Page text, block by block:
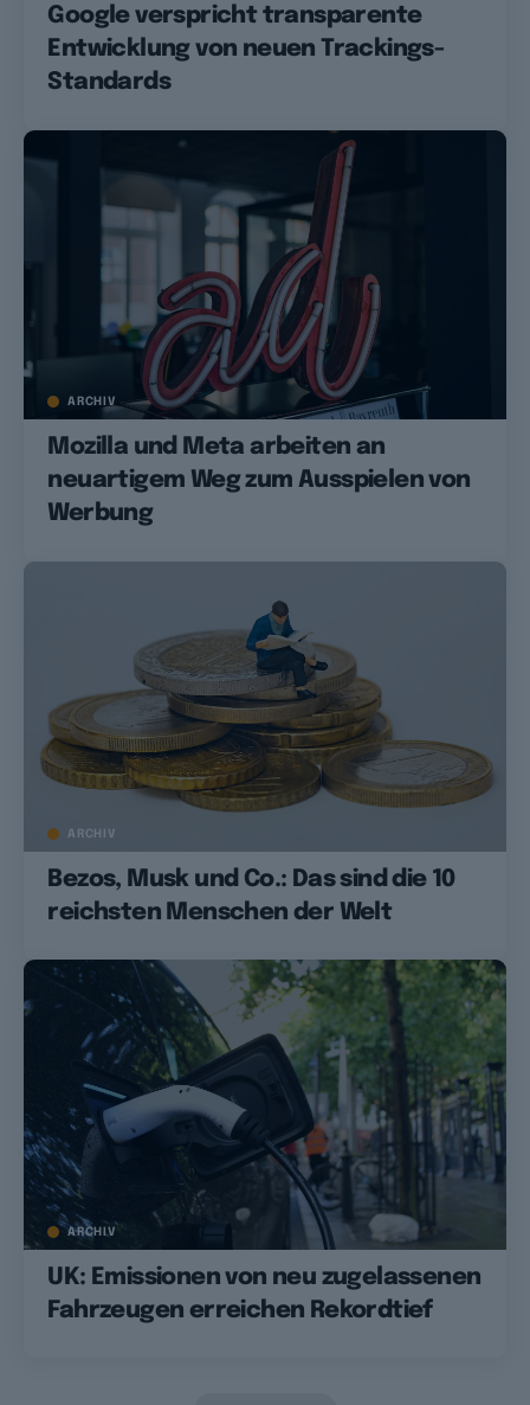
Google verspricht transparente
Entwicklung von neuen Trackings-
Standards
ARCHIV
Mozilla und Meta arbeiten an
neuartigem Weg zum Ausspielen von
Werbung
ARCHIV
Bezos, Musk und Co.: Das sind die 10
reichsten Menschen der Welt
ARCHIV
UK: Emissionen von neu zugelassenen
Fahrzeugen erreichen Rekordtief